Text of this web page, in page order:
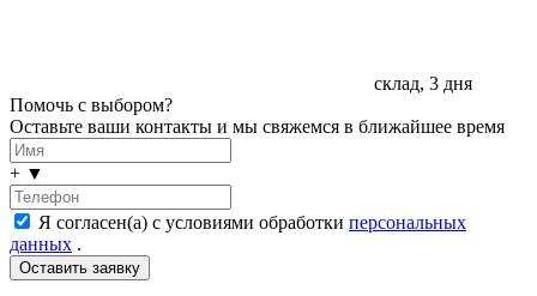
склад, 3 дня
Помочь с выбором?
Оставьте ваши контакты и мы свяжемся в ближайшее время
+ ▼
Я согласен(а) с условиями обработки персональных
данных .